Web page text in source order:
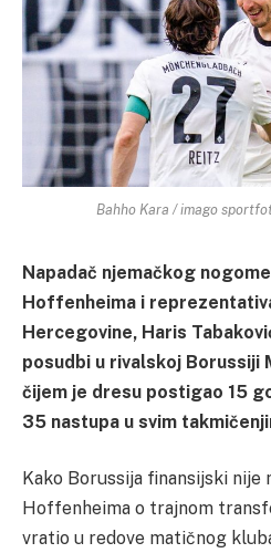
Bahho Kara / imago
Napadač njemačkog
Hoffenheima i
Hercegovine, Haris
posudbi u rivalskoj Borussiji
čijem je dresu postigao 15
35 nastupa u svim
Kako Borussija finansijski
Hoffenheima o trajnom
vratio u redove matičnog